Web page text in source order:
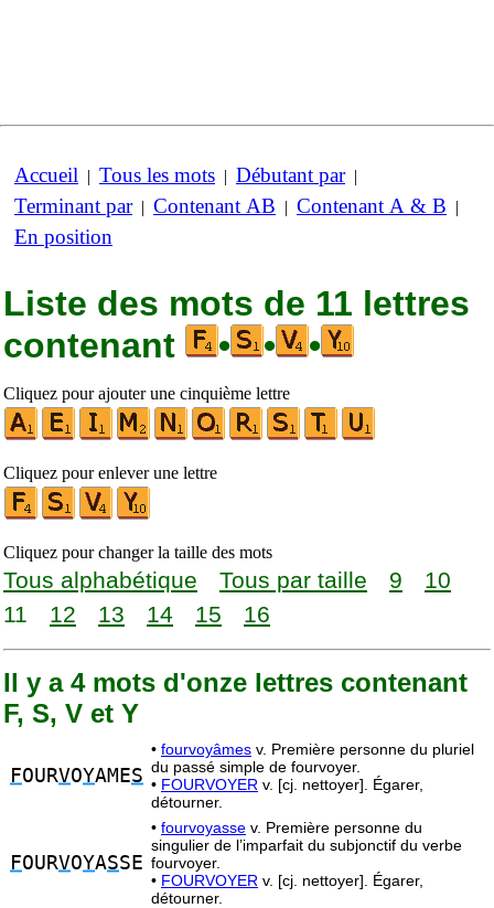
Accueil | Tous les mots | Débutant par|
Terminant par| Contenant AB | Contenant A & B |
En position
Liste des mots de 11 lettres
contenant
• • •
Cliquez pour ajouter une cinquième lettre
Cliquez pour enlever une lettre
Cliquez pour changer la taille des mots
Tous alphabétique Tous par taille 9
10
11
12 13 14 15 16
Il y a 4 mots d'onze lettres contenant
F, S, V et Y
FOURVOYAMES
• fourvoyâmes v. Première personne du pluriel
du passé simple de fourvoyer.
• FOURVOYER v. [cj. nettoyer]. Égarer,
détourner.
FOURVOYASSE
• fourvoyasse v. Première personne du
singulier de l’imparfait du subjonctif du verbe
fourvoyer.
• FOURVOYER v. [cj. nettoyer]. Égarer,
détourner.